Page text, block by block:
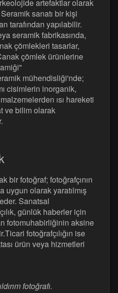
artefaktlar olarak
sanatı bir kişi
tarafından yapılabilir.
seramik fabrikasında,
çömlekleri tasarlar,
çömlek ürünlerine
mühendisliği'nde;
cisimlerin inorganik,
ısı hareketi
ve bilim olarak
bir fotoğraf; fotoğrafçının
uygun olarak yaratılmış
Sanatsal
günlük haberler için
fotomuhabirliğinin aksine
fotoğrafçılığın ise
ürün veya hizmetleri
fotoğrafı.